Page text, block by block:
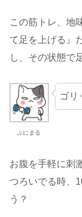
この筋トレ、地
て足を上げる』
し、その状態で
ぷにまる
ゴリ
お腹を手軽に刺
つろいでる時、
う？